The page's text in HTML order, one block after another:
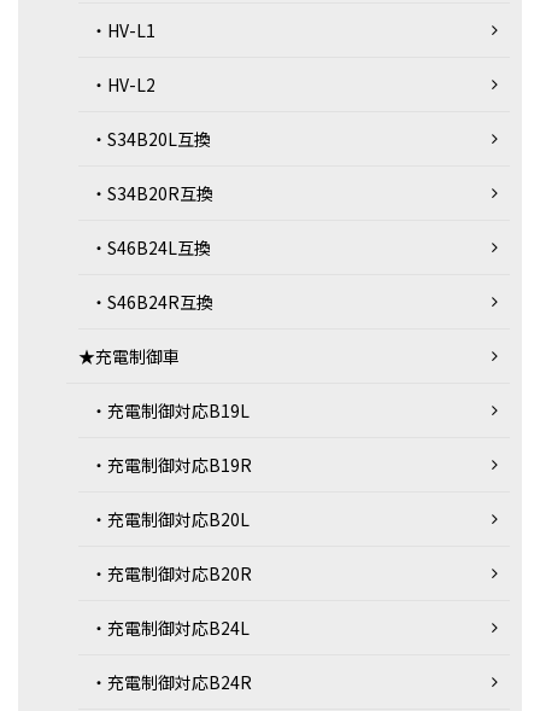
・HV-L1
・HV-L2
・S34B20L互換
・S34B20R互換
・S46B24L互換
・S46B24R互換
★充電制御車
・充電制御対応B19L
・充電制御対応B19R
・充電制御対応B20L
・充電制御対応B20R
・充電制御対応B24L
・充電制御対応B24R